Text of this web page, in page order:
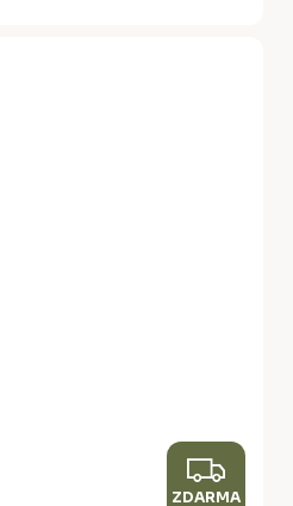
Z
ZDARMA